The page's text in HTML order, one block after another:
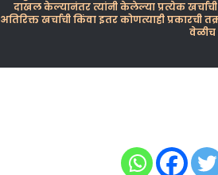
दाखल केल्यानंतर त्यांनी केलेल्या प्रत्येक
अतिरिक्त खर्चाची किंवा इतर कोणत्याही